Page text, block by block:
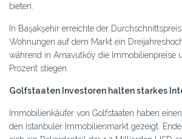
bieten.
In Başakşehir erreichte der
Wohnungen auf dem Markt ein
während in Arnavutköy die Immobilienpreise
Prozent stiegen.
Golfstaaten Investoren halten starkes
Immobilienkäufer von Golfstaaten haben
den Istanbuler Immobilienmarkt gezeigt.